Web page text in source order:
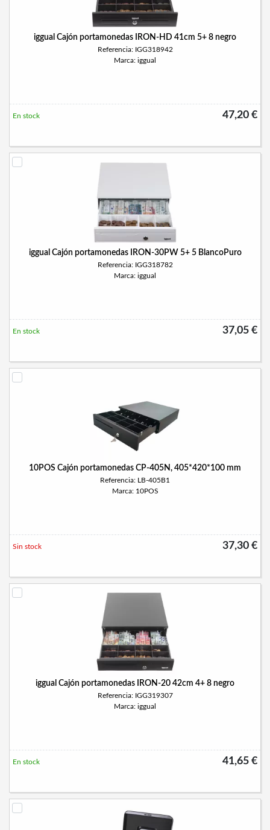
iggual Cajón portamonedas IRON-HD 41cm 5+ 8 negro
Referencia: IGG318942
Marca: iggual
47,20 €
En stock
iggual Cajón portamonedas IRON-30PW 5+ 5 BlancoPuro
Referencia: IGG318782
Marca: iggual
37,05 €
En stock
10POS Cajón portamonedas CP-405N, 405*420*100 mm
Referencia: LB-405B1
Marca: 10POS
37,30 €
Sin stock
iggual Cajón portamonedas IRON-20 42cm 4+ 8 negro
Referencia: IGG319307
Marca: iggual
41,65 €
En stock